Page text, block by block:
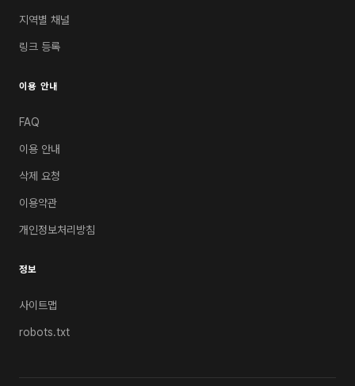
지역별 채널
링크 등록
이용 안내
FAQ
이용 안내
삭제 요청
이용약관
개인정보처리방침
정보
사이트맵
robots.txt